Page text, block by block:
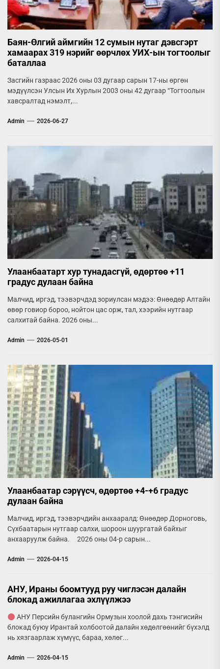
Баян-Өлгий аймгийн 12 сумын нутаг дэвсгэрт
хамаарах 319 нэрийг өөрчлөх УИХ-ын тогтоолыг
баталлаа
Засгийн газраас 2026 оны 03 дугаар сарын 17-ны өргөн
мэдүүлсэн Улсын Их Хурлын 2003 оны 42 дугаар “Тогтоолын
хавсралтад нэмэлт,...
Admin 2026-06-27
Улаанбаатарт хур тунадасгүй, өдөртөө +11
градус дулаан байна
Малчид, иргэд, тээвэрчдэд зориулсан мэдээ: Өнөөдөр Алтайн
өвөр говиор бороо, нойтон цас орж, тал, хээрийн нутгаар
салхитай байна. 2026 оны...
Admin 2026-05-01
Улаанбаатар сэрүүсч, өдөртөө +4-+6 градус
дулаан байна
Малчид, иргэд, тээвэрчдийн анхааралд: Өнөөдөр Дорноговь,
Сүхбаатарын нутгаар салхи, шороон шуургатай байхыг
анхааруулж байна. 2026 оны 04-р сарын...
Admin 2026-04-15
АНУ, Ираны боомтууд руу чиглэсэн далайн
блокад ажиллагаа эхлүүлжээ
АНУ Персийн булангийн Ормузын хоолой дахь тэнгисийн
блокад буюу Ирантай холбоотой далайн хөдөлгөөнийг бүхэлд
нь хязгаарлаж хүмүүс, бараа, хөлөг...
Admin 2026-04-15